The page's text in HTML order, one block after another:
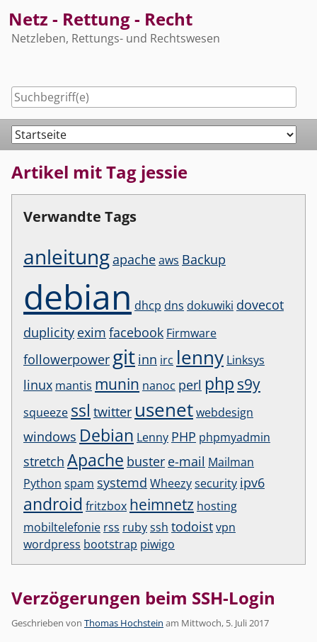
to
content
Netz - Rettung - Recht
Netzleben, Rettungs- und Rechtswesen
Navigation
Artikel mit Tag jessie
Verwandte Tags
anleitungapacheaws Backup
debian dhcp dns dokuwiki dovecot
duplicity exim facebook Firmware
followerpower git inn irc lenny Linksys
linux mantis munin nanoc perl php s9y
squeeze ssl twitter usenetwebdesign
windows Debian Lenny PHP phpmyadmin
stretch Apache buster e-mail Mailman
Python spam systemd Wheezysecurity ipv6
android fritzbox heimnetz hosting
mobiltelefonie rss rubyssh todoistvpn
wordpress bootstrap piwigo
Verzögerungen beim SSH-Login
Geschrieben von Thomas Hochstein am Mittwoch, 5. Juli 2017